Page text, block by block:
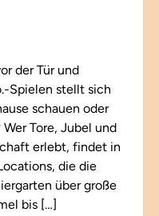
der Tür und
Spielen stellt sich
schauen oder
Tore, Jubel und
erlebt, findet in
die die
über große
bis […]